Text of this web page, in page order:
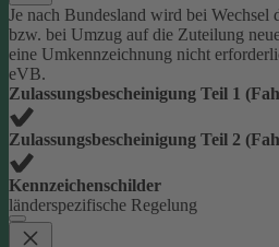
Je nach Bundesland wird bei Wechsel
bzw. bei Umzug auf die Zuteilung
eine Umkennzeichnung nicht
eVB.
Zulassungsbescheinigung Teil 1
Zulassungsbescheinigung Teil 2
Kennzeichenschilder
länderspezifische Regelung